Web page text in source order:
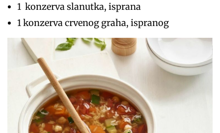
1 konzerva slanutka, isprana
1 konzerva crvenog graha, ispranog